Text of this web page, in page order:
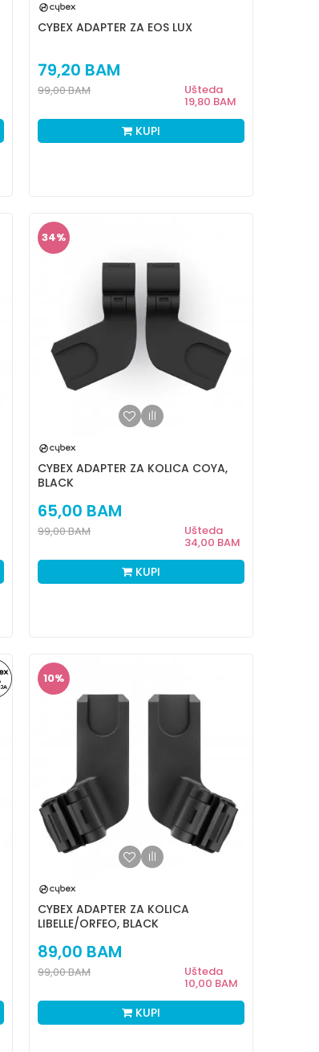
CYBEX ADAPTER ZA EOS LUX
79,20 BAM
Ušteda
19,80 BAM
99,00BAM
KUPI
34%
CYBEX ADAPTER ZA KOLICA COYA,
BLACK
65,00 BAM
Ušteda
34,00 BAM
99,00BAM
KUPI
10%
CYBEX ADAPTER ZA KOLICA
LIBELLE/ORFEO, BLACK
89,00 BAM
Ušteda
10,00 BAM
99,00BAM
KUPI